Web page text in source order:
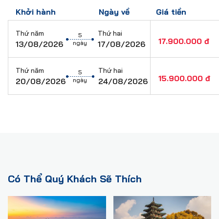
Chi phí cá nhân, đồ uống, hành lý quá cước, điện thoại,
phí giặt là trong khách sạn
Chi phí phòng đơn
(250USD/ người)
Các chi phí không đề cập trong phần bao gồm
Thuế VAT
Tiền TIP cho HDV và lái xe: 6$/ngày x 5 ngày =
30$/ hành trình tour
Khởi hành Ngày về Giá tiền
Thứ năm
13/08/2026
5
ngày
Thứ hai
17/08/2026 17.900.000 đ
Thứ năm
20/08/2026
5
ngày
Thứ hai
24/08/2026 15.900.000 đ
Có Thể Quý Khách Sẽ Thích